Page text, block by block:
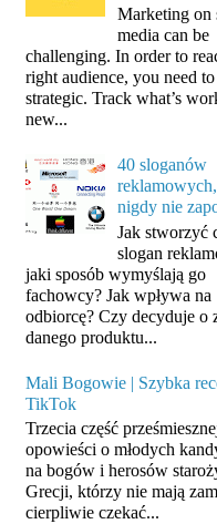
Marketing on
media can be
challenging. In order to
right audience, you need
strategic. Track what’s
new...
40 sloganów
nigdy nie
Jak stworzyć
slogan
jaki sposób wymyślają go
fachowcy? Jak wpływa na
odbiorcę? Czy decyduje o
danego produktu...
Mali Bogowie | Szybka
TikTok
Trzecia część
opowieści o młodych
na bogów i herosów
Grecji, którzy nie mają
cierpliwie czekać...